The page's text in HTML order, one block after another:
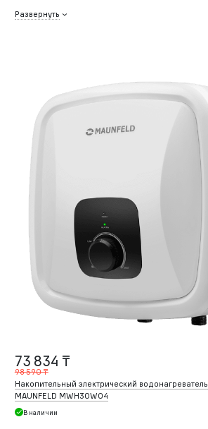
Развернуть
73 834 ₸
98 590 ₸
Накопительный электрический водонагреватель
MAUNFELD MWH30W04
В наличии